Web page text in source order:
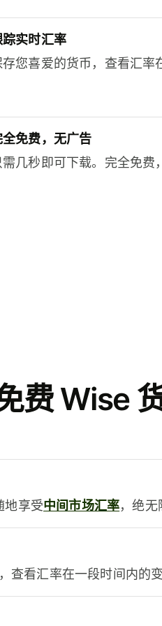
踪实时汇率
存您喜爱的货币，查看汇率
全免费，无广告
需几秒即可下载。完全免费
费 Wise
地享受中间市场汇率，绝无
查看汇率在一段时间内的变